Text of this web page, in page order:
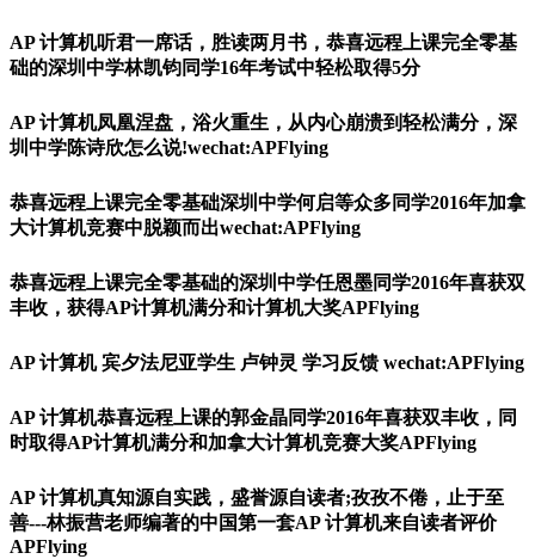
AP 计算机听君一席话，胜读两月书，恭喜远程上课完全零基
础的深圳中学林凯钧同学16年考试中轻松取得5分
AP 计算机凤凰涅盘，浴火重生，从内心崩溃到轻松满分，深
圳中学陈诗欣怎么说!wechat:APFlying
恭喜远程上课完全零基础深圳中学何启等众多同学2016年加拿
大计算机竞赛中脱颖而出wechat:APFlying
恭喜远程上课完全零基础的深圳中学任恩墨同学2016年喜获双
丰收，获得AP计算机满分和计算机大奖APFlying
AP 计算机 宾夕法尼亚学生 卢钟灵 学习反馈 wechat:APFlying
AP 计算机恭喜远程上课的郭金晶同学2016年喜获双丰收，同
时取得AP计算机满分和加拿大计算机竞赛大奖APFlying
AP 计算机真知源自实践，盛誉源自读者;孜孜不倦，止于至
善---林振营老师编著的中国第一套AP 计算机来自读者评价
APFlying